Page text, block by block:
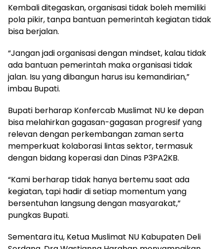
Kembali ditegaskan, organisasi tidak boleh memiliki
pola pikir, tanpa bantuan pemerintah kegiatan tidak
bisa berjalan.
“Jangan jadi organisasi dengan mindset, kalau tidak
ada bantuan pemerintah maka organisasi tidak
jalan. Isu yang dibangun harus isu kemandirian,”
imbau Bupati.
Bupati berharap Konfercab Muslimat NU ke depan
bisa melahirkan gagasan-gagasan progresif yang
relevan dengan perkembangan zaman serta
memperkuat kolaborasi lintas sektor, termasuk
dengan bidang koperasi dan Dinas P3PA2KB.
“Kami berharap tidak hanya bertemu saat ada
kegiatan, tapi hadir di setiap momentum yang
bersentuhan langsung dengan masyarakat,”
pungkas Bupati.
Sementara itu, Ketua Muslimat NU Kabupaten Deli